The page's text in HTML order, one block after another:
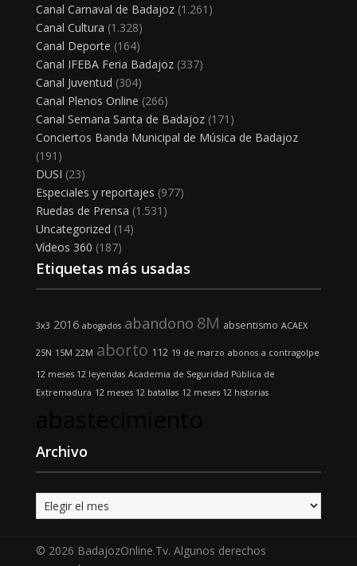
Canal Carnaval de Badajoz(1.261)
Canal Cultura (1.328)
Canal Deporte (164)
Canal IFEBA Feria Badajoz(337)
Canal Juventud (304)
Canal Plenos Online (266)
Canal Semana Santa de Badajoz(171)
Conciertos Banda Municipal de Música de Badajoz
(191)
DUSI (23)
Especiales y reportajes (977)
Ruedas de Prensa (1.531)
Uncategorized (14)
Vídeos 360 (187)
Etiquetas más usadas
3x3 2016 abogados abandono 8M absentismo ACAEX
25N 15M 22M aborto 112 19 de marzo abonos a contragolpe
12 meses 12 leyendas Academia de Seguridad Pública de
Extremadura 12 meses 12 batallas 12 meses 12 historias
Archivo
Archivo
© 2026 BadajozOnline.Tv. Algunos derechos